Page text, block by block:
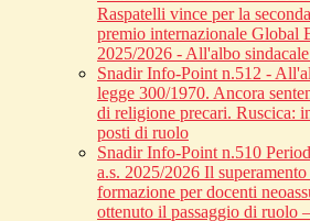
Raspatelli vince per la
premio internazionale Global
2025/2026 - All'albo
Snadir Info-Point n.512 -
legge 300/1970. Ancora
di religione precari. Ruscica:
posti di ruolo
Snadir Info-Point n.510
a.s. 2025/2026 Il
formazione per docenti
ottenuto il passaggio di ruolo